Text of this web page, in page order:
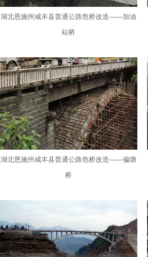
湖北恩施州咸丰县普通公路危桥改造——加油
站桥
湖北恩施州咸丰县普通公路危桥改造——偏塘
桥